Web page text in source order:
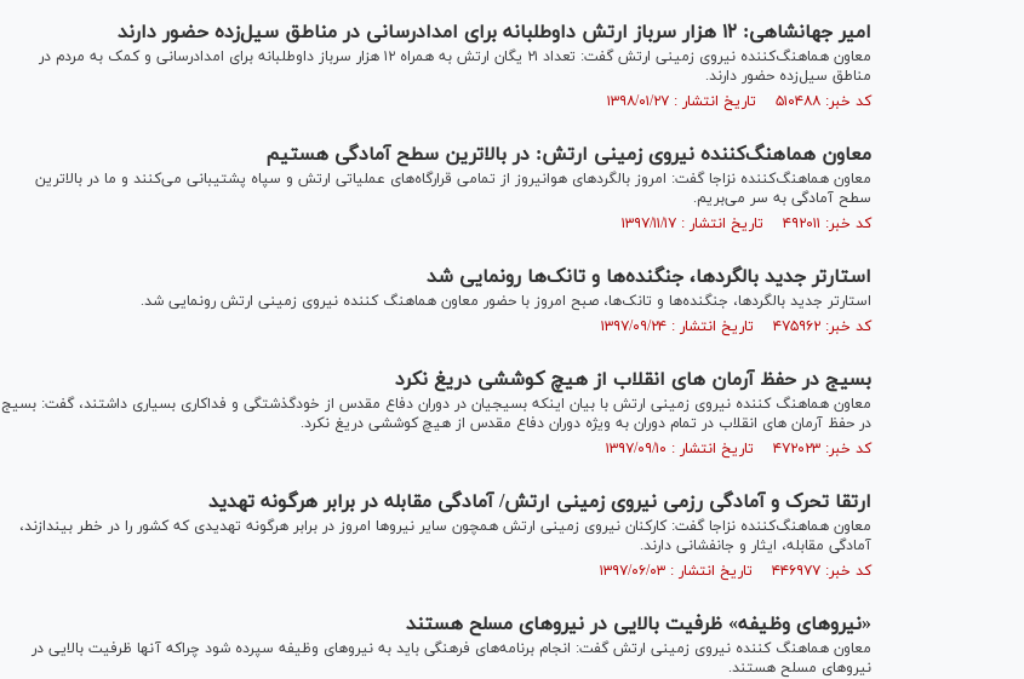
امیر جهانشاهی: ۱۲ هزار سرباز ارتش داوطلبانه برای امدادرسانی در مناطق سیل‌زده حضور دارند
معاون هماهنگ‌کننده نیروی زمینی ارتش گفت: تعداد ۲۱ یگان ارتش به همراه ۱۲ هزار سرباز داوطلبانه برای امدادرسانی و کمک به مردم در
مناطق سیل‌زده حضور دارند.
کد خبر: ۵۱۰۴۸۸ تاریخ انتشار : ۱۳۹۸/۰۱/۲۷
معاون هماهنگ‌کننده نیروی زمینی ارتش: در بالاترین سطح آمادگی هستیم
معاون هماهنگ‌کننده نزاجا گفت: امروز بالگرد‌های هوانیروز از تمامی قرارگاه‌های عملیاتی ارتش و سپاه پشتیبانی می‌کنند و ما در بالاترین
سطح آمادگی به سر می‌بریم.
کد خبر: ۴۹۲۰۱۱ تاریخ انتشار : ۱۳۹۷/۱۱/۱۷
استارتر جدید بالگردها، جنگنده‌ها و تانک‌ها رونمایی شد
استارتر جدید بالگردها، جنگنده‌ها و تانک‌ها، صبح امروز با حضور معاون هماهنگ کننده نیروی زمینی ارتش رونمایی شد.
کد خبر: ۴۷۵۹۶۲ تاریخ انتشار : ۱۳۹۷/۰۹/۲۴
بسیج در حفظ آرمان های انقلاب از هیچ کوششی دریغ نکرد
معاون هماهنگ کننده نیروی زمینی ارتش با بیان اینکه بسیجیان در دوران دفاع مقدس از خودگذشتگی و فداکاری بسیاری داشتند، گفت: بسیج
در حفظ آرمان های انقلاب در تمام دوران به ویژه دوران دفاع مقدس از هیچ کوششی دریغ نکرد.
کد خبر: ۴۷۲۰۲۳ تاریخ انتشار : ۱۳۹۷/۰۹/۱۰
ارتقا تحرک و آمادگی رزمی نیروی زمینی ارتش/ آمادگی مقابله در برابر هر‌گونه تهدید
معاون هماهنگ‌کننده نزاجا گفت: کارکنان نیروی زمینی ارتش همچون سایر نیروها امروز در برابر هرگونه تهدیدی که کشور را در خطر بیندازند،
آمادگی مقابله، ایثار و جانفشانی دارند.
کد خبر: ۴۴۶۹۷۷ تاریخ انتشار : ۱۳۹۷/۰۶/۰۳
«نیروهای وظیفه» ظرفیت بالایی در نیرو‌های مسلح هستند
معاون هماهنگ کننده نیروی زمینی ارتش گفت: انجام برنامه‌های فرهنگی باید به نیرو‌های وظیفه سپرده شود چراکه آنها ظرفیت بالایی در
نیرو‌های مسلح هستند.